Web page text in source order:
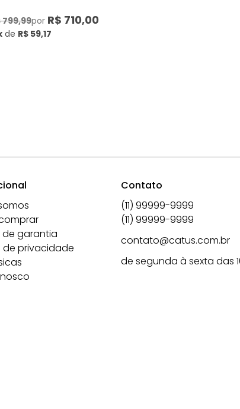
799,99porR$ 710,00
de R$ 59,17
de garantia
de privacidade
Contato
(11) 99999-9999
(11) 99999-9999
contato@catus.com.br
de segunda à sexta das